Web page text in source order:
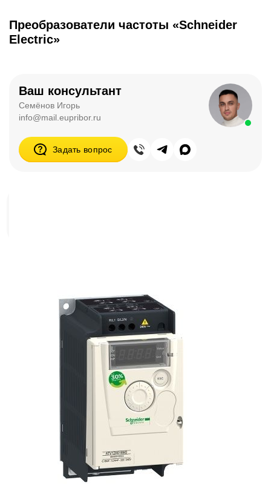
Преобразователи частоты «Schneider
Electric»
Ваш консультант
Семёнов Игорь
info@mail.eupribor.ru
Задать вопрос